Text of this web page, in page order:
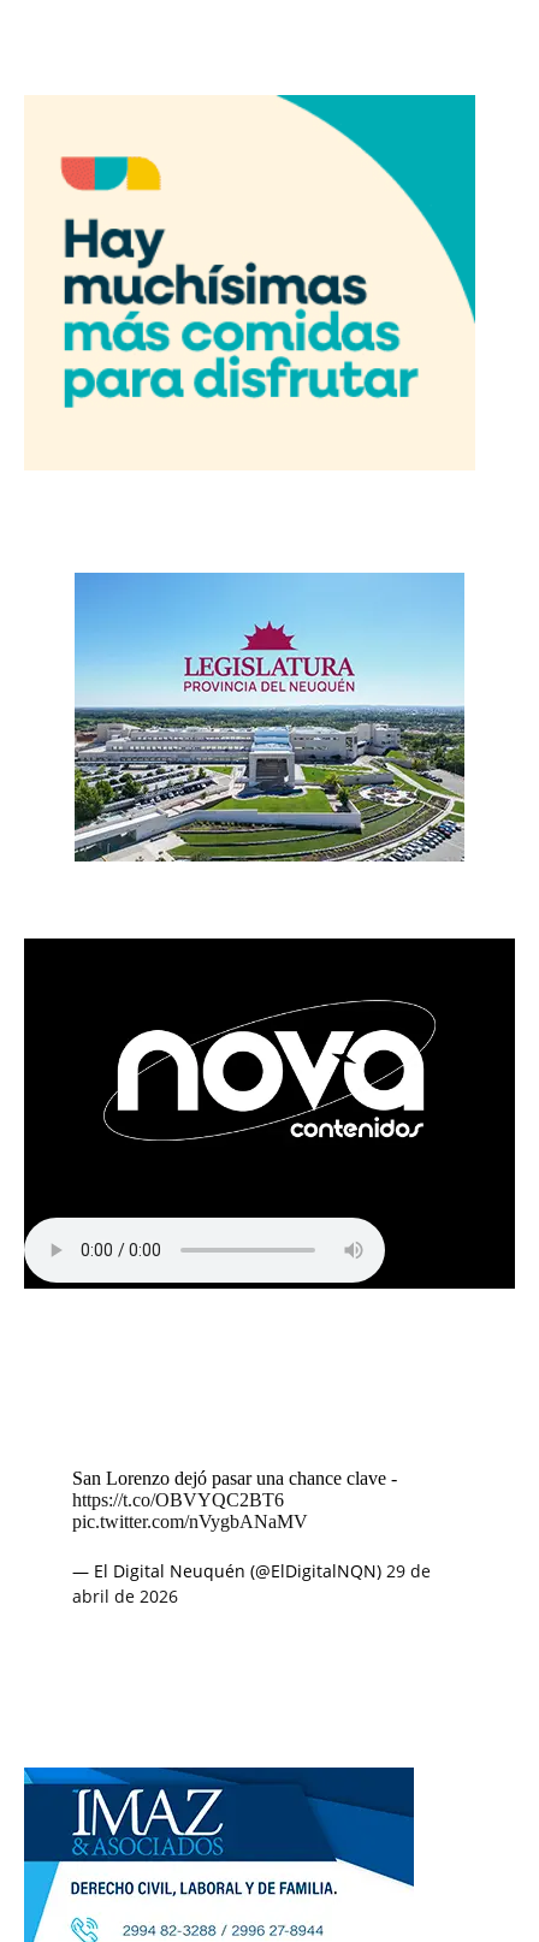
San Lorenzo dejó pasar una chance clave -
https://t.co/OBVYQC2BT6
pic.twitter.com/nVygbANaMV
— El Digital Neuquén (@ElDigitalNQN) 29 de
abril de 2026